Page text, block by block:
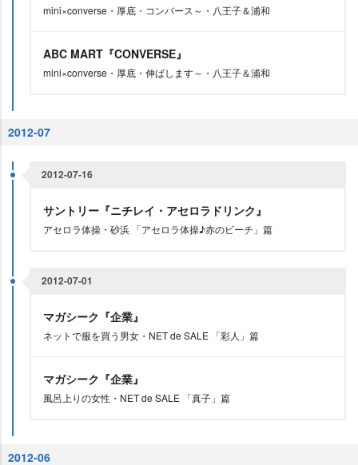
mini×converse・厚底・コンバース～・八王子＆浦和
ABC MART『CONVERSE』
mini×converse・厚底・伸ばします～・八王子＆浦和
2012-07
2012-07-16
サントリー『ニチレイ・アセロラドリンク』
アセロラ体操・砂浜 「アセロラ体操♪赤のビーチ」篇
2012-07-01
マガシーク『企業』
ネットで服を買う男女・NET de SALE 「彩人」篇
マガシーク『企業』
風呂上りの女性・NET de SALE 「真子」篇
2012-06